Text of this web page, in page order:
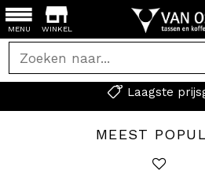
WINKEL
MENU
MEEST